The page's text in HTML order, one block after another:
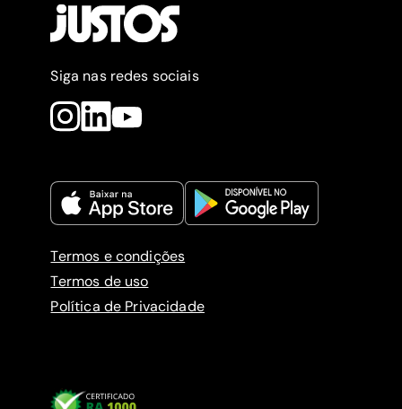
Siga nas redes sociais
Termos e condições
Termos de uso
Política de Privacidade